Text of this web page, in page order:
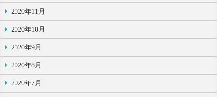
2020年11月
2020年10月
2020年9月
2020年8月
2020年7月